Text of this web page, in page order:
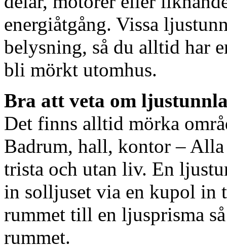
energiåtgång. Vissa
belysning, så du alltid har
bli mörkt utomhus.
Bra att veta om
Det finns alltid mörka
Badrum, hall, kontor – Alla
trista och utan liv. En
in solljuset via en kupol in
rummet till en ljusprisma
rummet.